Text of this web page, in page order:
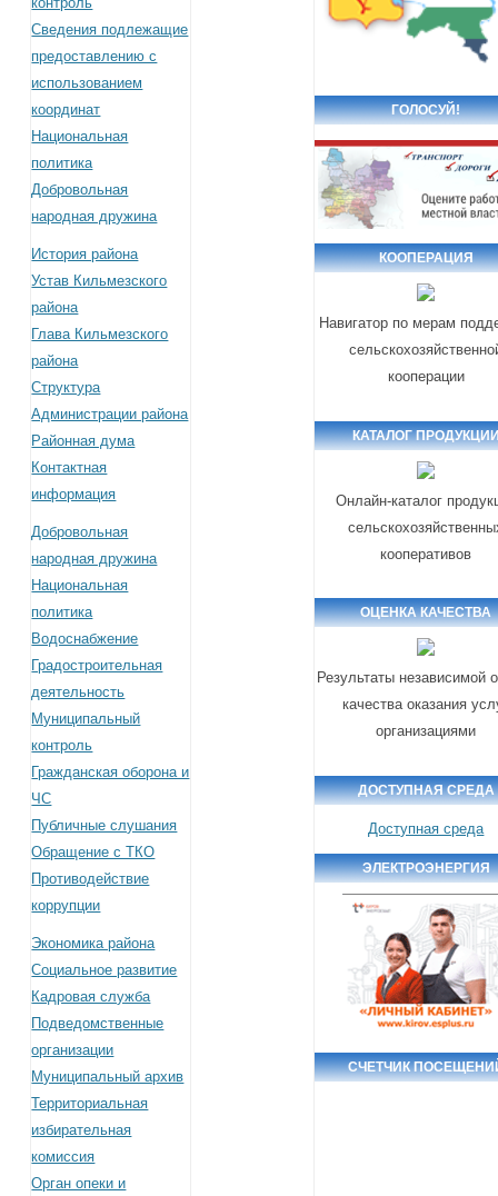
Сведения подлежащие
предоставлению с
использованием
координат
Национальная
политика
Добровольная
народная дружина
История района
Устав Кильмезского
района
Глава Кильмезского
района
Структура
Администрации района
Районная дума
Контактная
информация
Добровольная
народная дружина
Национальная
политика
Водоснабжение
Градостроительная
деятельность
Муниципальный
контроль
Гражданская оборона и
ЧС
Публичные слушания
Обращение с ТКО
Противодействие
коррупции
Экономика района
Социальное развитие
Кадровая служба
Подведомственные
организации
Муниципальный архив
Территориальная
избирательная
комиссия
Орган опеки и
ГОЛОСУЙ!
КООПЕРАЦИЯ
Навигатор по мерам
кооперации
КАТАЛОГ
Онлайн-каталог
кооперативов
ОЦЕНКА КАЧЕСТВА
Результаты независимой
качества оказания
организациями
ДОСТУПНАЯ СРЕДА
Доступная среда
ЭЛЕКТРОЭНЕРГИЯ
СЧЕТЧИК